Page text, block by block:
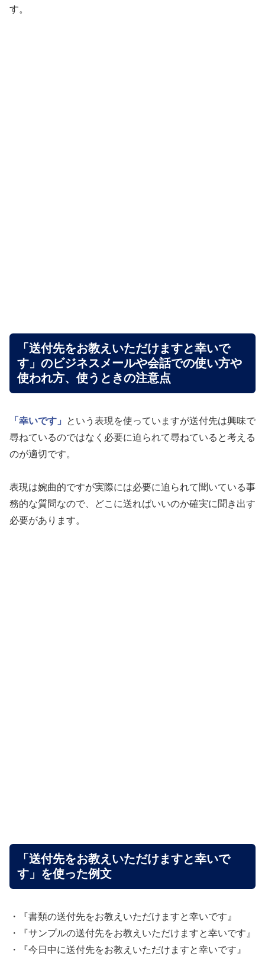
す。
「送付先をお教えいただけますと幸いで
す」のビジネスメールや会話での使い方や
使われ方、使うときの注意点
「幸いです」
という表現を使っていますが送付先は興味で
尋ねているのではなく必要に迫られて尋ねていると考える
のが適切です。
表現は婉曲的ですが実際には必要に迫られて聞いている事
務的な質問なので、どこに送ればいいのか確実に聞き出す
必要があります。
「送付先をお教えいただけますと幸いで
す」を使った例文
・『書類の送付先をお教えいただけますと幸いです』
・『サンプルの送付先をお教えいただけますと幸いです』
・『今日中に送付先をお教えいただけますと幸いです』